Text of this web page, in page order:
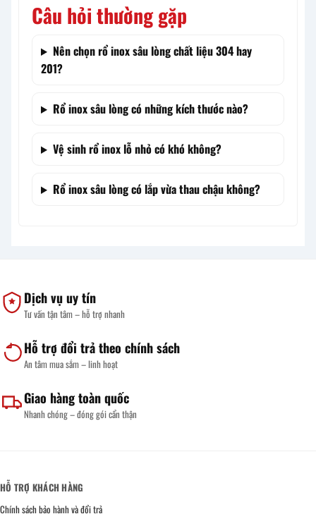
Câu hỏi thường gặp
Nên chọn rổ inox sâu lòng chất liệu 304 hay
201?
Rổ inox sâu lòng có những kích thước nào?
Vệ sinh rổ inox lỗ nhỏ có khó không?
Rổ inox sâu lòng có lắp vừa thau chậu không?
Dịch vụ uy tín
Tư vấn tận tâm – hỗ trợ nhanh
Hỗ trợ đổi trả theo chính sách
An tâm mua sắm – linh hoạt
Giao hàng toàn quốc
Nhanh chóng – đóng gói cẩn thận
HỖ TRỢ KHÁCH HÀNG
Chính sách bảo hành và đổi trả